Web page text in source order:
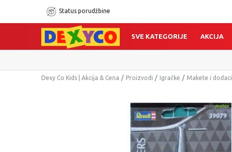
Status porudžbine
SVE KATEGORIJE AKCIJA
Dexy Co Kids | Akcija & Cena Proizvodi Igračke Makete i dodaci